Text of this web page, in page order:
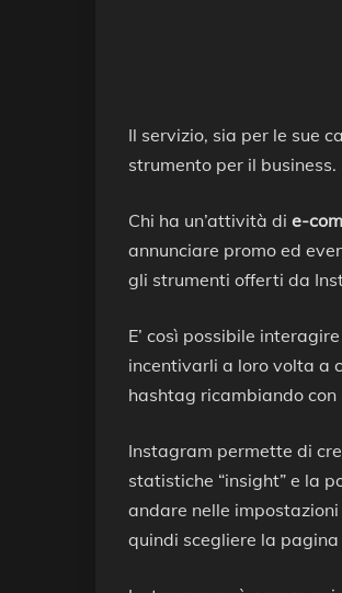
Il servizio, sia per le sue
strumento per il business.
Chi ha un’attività di e-
annunciare promo ed
gli strumenti offerti da
E’ così possibile
incentivarli a loro volta a
hashtag ricambiando con
Instagram permette di
statistiche “insight” e la
andare nelle
quindi scegliere la